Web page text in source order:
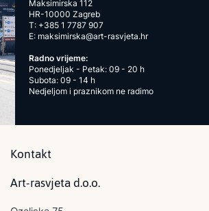
Maksimirska 112
HR-10000 Zagreb
T: +385 1 7787 907
E: maksimirska@art-rasvjeta.hr
Radno vrijeme:
Ponedjeljak - Petak: 09 - 20 h
Subota: 09 - 14 h
Nedjeljom i praznikom ne radimo
Kontakt
Art-rasvjeta d.o.o.